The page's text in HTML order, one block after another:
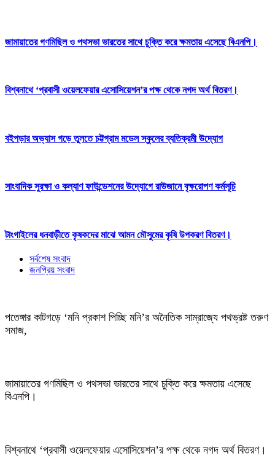
জামায়াতের গণমিছিল ও পথসভা ভারতের সাথে চুক্তি করে ক্ষমতায় এসেছে বিএনপি।
বিশ্বনাথে ‘প্রবাসী ওয়েলফেয়ার এসোসিয়েশন’র পক্ষ থেকে নগদ অর্থ বিতরণ।
বইপড়ার অভ্যাস গড়ে তুলতে চট্টগ্রাম মডেল স্কুলের ব্যতিক্রমী উদ্যোগ
সাংবাদিক সুরক্ষা ও কল্যাণ ফাউন্ডেশনের উদ্যোগে রাউজানে বৃক্ষরোপণ কর্মসূচি
টাংগাইলের ধনবাড়ীতে কৃষকদের মাঝে আমন মৌসুমের কৃষি উপকরণ বিতরণ।
সর্বশেষ সংবাদ
জনপ্রিয় সংবাদ
পতেঙ্গার কাটগড়ে ‘মনি প্রকাশ পিচ্ছি মনি’র অনৈতিক সাম্রাজ্যে পথভ্রষ্ট তরুণ
সমাজ,
জামায়াতের গণমিছিল ও পথসভা ভারতের সাথে চুক্তি করে ক্ষমতায় এসেছে
বিএনপি।
বিশ্বনাথে ‘প্রবাসী ওয়েলফেয়ার এসোসিয়েশন’র পক্ষ থেকে নগদ অর্থ বিতরণ।